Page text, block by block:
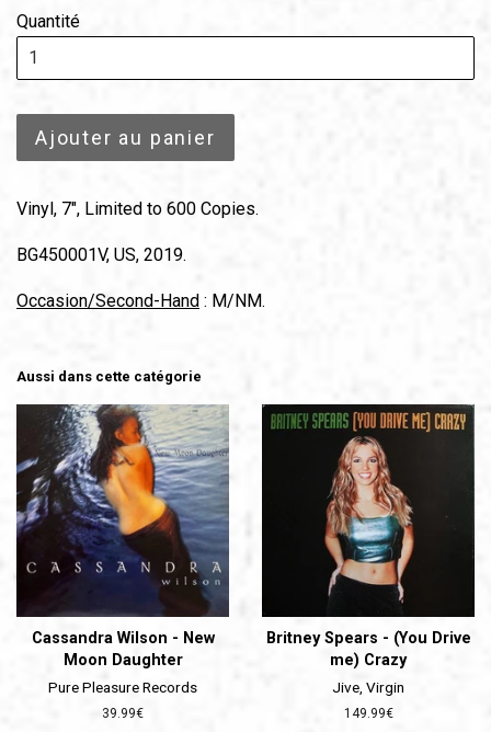
Quantité
Ajouter au panier
Vinyl, 7", Limited to 600 Copies.
BG450001V, US, 2019.
Occasion/Second-Hand : M/NM.
Aussi dans cette catégorie
Cassandra Wilson - New
Moon Daughter
Pure Pleasure Records
Prix
39.99€
Britney Spears - (You Drive
me) Crazy
Jive, Virgin
Prix
149.99€